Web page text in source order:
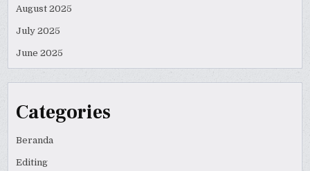
August 2025
July 2025
June 2025
Categories
Beranda
Editing